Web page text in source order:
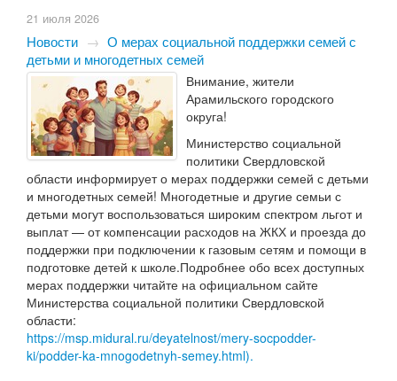
21 июля 2026
Новости → О мерах социальной поддержки семей с
детьми и многодетных семей
Внимание, жители
Арамильского городского
округа!
Министерство социальной
политики Свердловской
области информирует о мерах поддержки семей с детьми
и многодетных семей! Многодетные и другие семьи с
детьми могут воспользоваться широким спектром льгот и
выплат — от компенсации расходов на ЖКХ и проезда до
поддержки при подключении к газовым сетям и помощи в
подготовке детей к школе.Подробнее обо всех доступных
мерах поддержки читайте на официальном сайте
Министерства социальной политики Свердловской
области:
https://msp.midural.ru/deyatelnost/mery-socpodder-
ki/podder-ka-mnogodetnyh-semey.html).